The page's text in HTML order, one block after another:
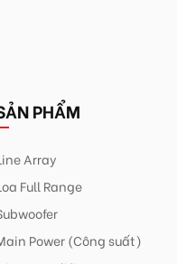
PHẨM
Array
Full Range
Power (Công suất)